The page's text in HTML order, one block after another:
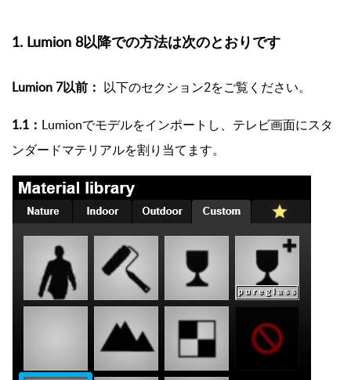
1. Lumion 8以降での方法は次のとおりです
Lumion 7以前： 以下のセクション2をご覧ください。
1.1 ： Lumionでモデルをインポートし、テレビ画面にスタ
ンダードマテリアルを割り当てます。